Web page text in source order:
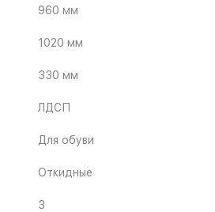
960 мм
1020 мм
330 мм
ЛДСП
Для обуви
Откидные
3